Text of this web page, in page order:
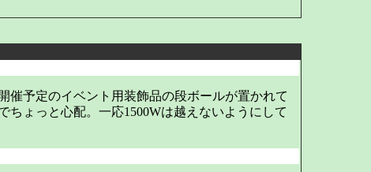
催予定のイベント用装飾品の段ボールが置かれて
ょっと心配。一応1500Wは越えないようにして